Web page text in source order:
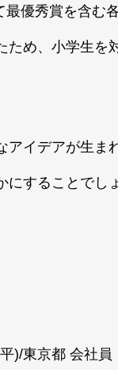
最優秀賞を含む
ため、小学生を
アイデアが生ま
にすることでし
)/東京都 会社員